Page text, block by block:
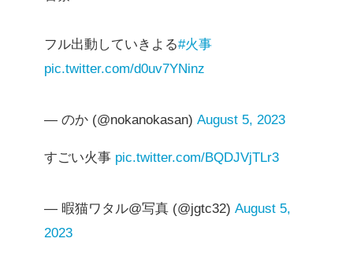
フル出動していきよる#火事
pic.twitter.com/d0uv7YNinz
— のか (@nokanokasan) August 5, 2023
すごい火事 pic.twitter.com/BQDJVjTLr3
— 暇猫ワタル@写真 (@jgtc32) August 5,
2023